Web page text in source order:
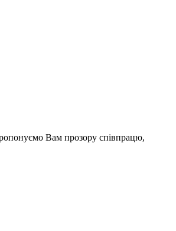
Вам прозору співпрацю,